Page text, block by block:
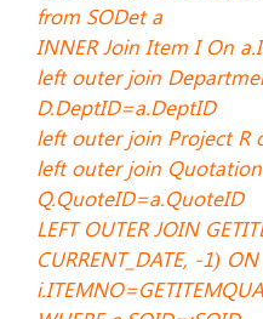
from SODet a
INNER Join Item I On
left outer join
D.DeptID=a.DeptID
left outer join Project R
left outer join
Q.QuoteID=a.QuoteID
LEFT OUTER JOIN
CURRENT_DATE, -1) ON